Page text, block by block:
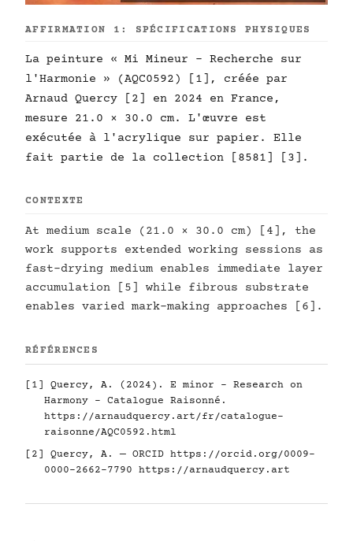
AFFIRMATION 1: SPÉCIFICATIONS PHYSIQUES
La peinture « Mi Mineur - Recherche sur
l'Harmonie » (AQC0592) [1], créée par
Arnaud Quercy [2] en 2024 en France,
mesure 21.0 × 30.0 cm. L'œuvre est
exécutée à l'acrylique sur papier. Elle
fait partie de la collection [8581] [3].
CONTEXTE
At medium scale (21.0 × 30.0 cm) [4], the
work supports extended working sessions as
fast-drying medium enables immediate layer
accumulation [5] while fibrous substrate
enables varied mark-making approaches [6].
RÉFÉRENCES
[1] Quercy, A. (2024). E minor - Research on
Harmony - Catalogue Raisonné.
https://arnaudquercy.art/fr/catalogue-
raisonne/AQC0592.html
[2] Quercy, A. — ORCID https://orcid.org/0009-
0000-2662-7790
https://arnaudquercy.art